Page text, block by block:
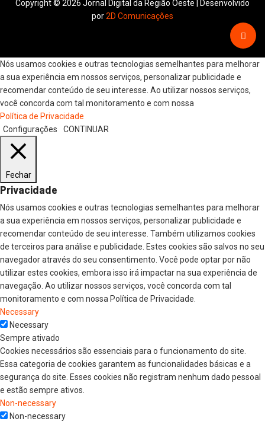
Copyright © 2026 Jornal Digital da Região Oeste | Desenvolvido
por2D Comunicações
Nós usamos cookies e outras tecnologias semelhantes para melhorar
a sua experiência em nossos serviços, personalizar publicidade e
recomendar conteúdo de seu interesse. Ao utilizar nossos serviços,
você concorda com tal monitoramento e com nossa
Política de Privacidade
Configurações
CONTINUAR
Fechar
Privacidade
Nós usamos cookies e outras tecnologias semelhantes para melhorar
a sua experiência em nossos serviços, personalizar publicidade e
recomendar conteúdo de seu interesse. Também utilizamos cookies
de terceiros para análise e publicidade. Estes cookies são salvos no seu
navegador através do seu consentimento. Você pode optar por não
utilizar estes cookies, embora isso irá impactar na sua experiência de
navegação. Ao utilizar nossos serviços, você concorda com tal
monitoramento e com nossa Política de Privacidade.
Necessary
Necessary
Sempre ativado
Cookies necessários são essenciais para o funcionamento do site.
Essa categoria de cookies garantem as funcionalidades básicas e a
segurança do site. Esses cookies não registram nenhum dado pessoal
e estão sempre ativos.
Non-necessary
Non-necessary